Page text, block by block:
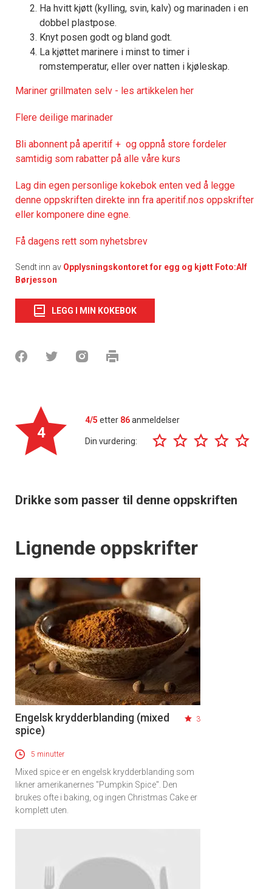
Ha hvitt kjøtt (kylling, svin, kalv) og marinaden i en
dobbel plastpose.
Knyt posen godt og bland godt.
La kjøttet marinere i minst to timer i
romstemperatur, eller over natten i kjøleskap.
Mariner grillmaten selv - les artikkelen her
Flere deilige marinader
Bli abonnent på aperitif + og oppnå store fordeler
samtidig som rabatter på alle våre kurs
Lag din egen personlige kokebok enten ved å legge
denne oppskriften direkte inn fra aperitif.nos oppskrifter
eller komponere dine egne.
Få dagens rett som nyhetsbrev
Sendt inn av Opplysningskontoret for egg og kjøtt Foto:Alf
Børjesson
LEGG I MIN KOKEBOK
4
4/5 etter 86anmeldelser
Din vurdering:
Drikke som passer til denne oppskriften
Lignende oppskrifter
Engelsk krydderblanding (mixed
spice)
3
5 minutter
Mixed spice er en engelsk krydderblanding som
likner amerikanernes "Pumpkin Spice". Den
brukes ofte i baking, og ingen Christmas Cake er
komplett uten.